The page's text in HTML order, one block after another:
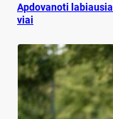
Ap­do­va­no­ti
viai